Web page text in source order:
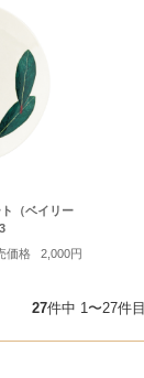
ト（ベイリー
価格
2,000円
27件中 1〜27件目